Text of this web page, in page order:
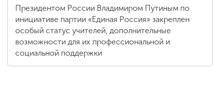
Президентом России Владимиром Путиным по
инициативе партии «Единая Россия» закреплен
особый статус учителей, дополнительные
возможности для их профессиональной и
социальной поддержки